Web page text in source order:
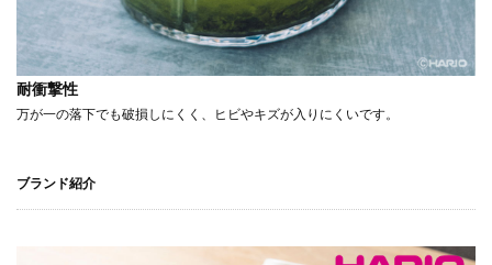
耐衝撃性
万が一の落下でも破損しにくく、ヒビやキズが入りにくいです。
ブランド紹介